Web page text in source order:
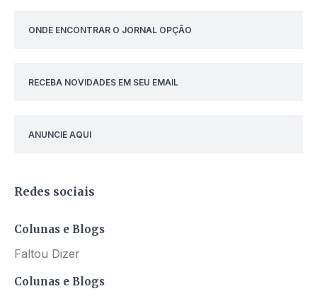
ONDE ENCONTRAR O JORNAL OPÇÃO
RECEBA NOVIDADES EM SEU EMAIL
ANUNCIE AQUI
Redes sociais
Colunas e Blogs
Faltou Dizer
Colunas e Blogs